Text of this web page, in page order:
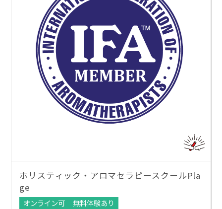
ホリスティック・アロマセラピースクールPla
ge
オンライン可
無料体験あり